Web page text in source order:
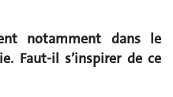
notamment dans le
Faut-il s’inspirer de ce